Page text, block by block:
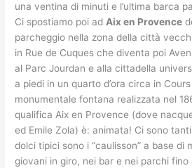
una ventina di minuti e l’ultima barca
Ci spostiamo poi ad Aix en Provence
parcheggio nella zona della città
in Rue de Cuques che diventa poi
al Parc Jourdan e alla cittadella
a piedi in un quarto d’ora circa in
monumentale fontana realizzata nel
qualifica Aix en Provence (dove
ed Emile Zola) è: animata! Ci sono
dolci tipici sono i “caulisson” a base di
giovani in giro, nei bar e nei parchi fino